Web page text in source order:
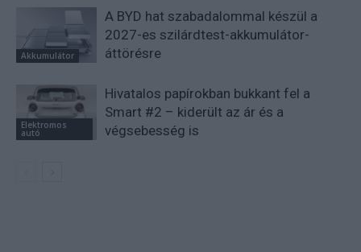
Akkumulátor
A BYD hat szabadalommal készül a
2027-es szilárdtest-akkumulátor-
áttörésre
Elektromos
autó
Hivatalos papírokban bukkant fel a
Smart #2 – kiderült az ár és a
végsebesség is